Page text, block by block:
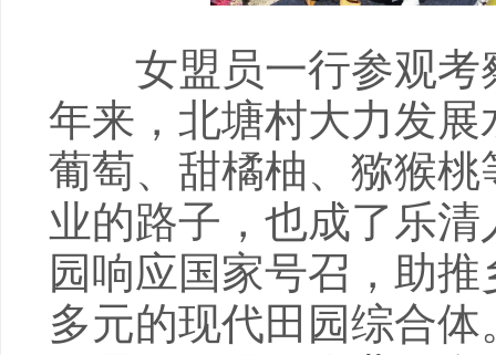
女盟员一行参观考
年来，北塘村大力发
葡萄、甜橘柚、猕猴
业的路子，也成了乐清
园响应国家号召，助
多元的现代田园综合